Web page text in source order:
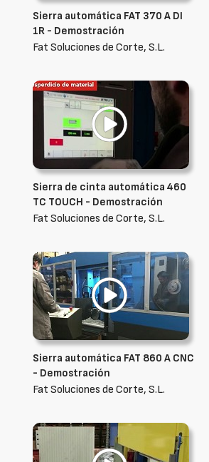
Sierra automática FAT 370 A DI
1R - Demostración
Fat Soluciones de Corte, S.L.
Sierra de cinta automática 460
TC TOUCH - Demostración
Fat Soluciones de Corte, S.L.
Sierra automática FAT 860 A CNC
- Demostración
Fat Soluciones de Corte, S.L.